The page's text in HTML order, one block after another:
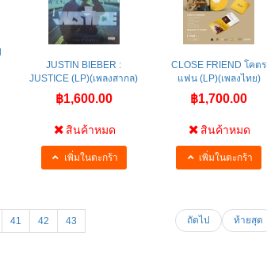
JUSTIN BIEBER :
JUSTICE (LP)(เพลงสากล)
฿1,600.00
สินค้าหมด
เพิ่มในตะกร้า
CLOSE FRIEND โคตร
แฟน (LP)(เพลงไทย)
฿1,700.00
สินค้าหมด
เพิ่มในตะกร้า
41 42 43 ถัดไป ท้ายสุด